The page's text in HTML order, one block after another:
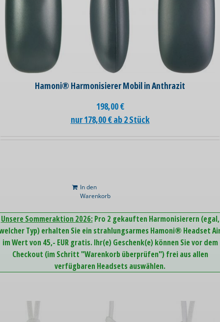
Hamoni® Harmonisierer Mobil in Anthrazit
198,00€
nur 178,00 € ab 2 Stück
In den
Warenkorb
Unsere Sommeraktion 2026: Pro 2 gekauften Harmonisierern (egal,
Typ) erhalten Sie ein strahlungsarmes Hamoni® Headset
im Wert von 45,- EUR gratis. Ihr(e) Geschenk(e) können Sie vor dem
Checkout (im Schritt "Warenkorb überprüfen") frei aus allen
verfügbaren Headsets auswählen.